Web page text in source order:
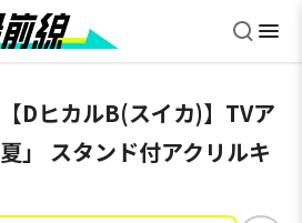
DヒカルB(スイカ)】TVア
」 スタンド付アクリルキ